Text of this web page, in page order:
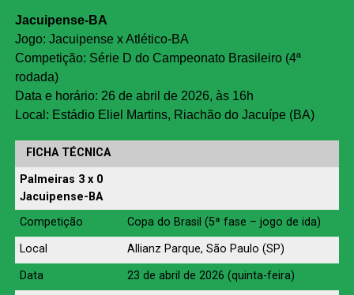
Jacuipense-BA
Jogo: Jacuipense x Atlético-BA
Competição: Série D do Campeonato Brasileiro (4ª
rodada)
Data e horário: 26 de abril de 2026, às 16h
Local: Estádio Eliel Martins, Riachão do Jacuípe (BA)
FICHA TÉCNICA
Palmeiras 3 x 0
Jacuipense-BA
Competição
Copa do Brasil (5ª fase – jogo de ida)
Local
Allianz Parque, São Paulo (SP)
Data
23 de abril de 2026 (quinta-feira)